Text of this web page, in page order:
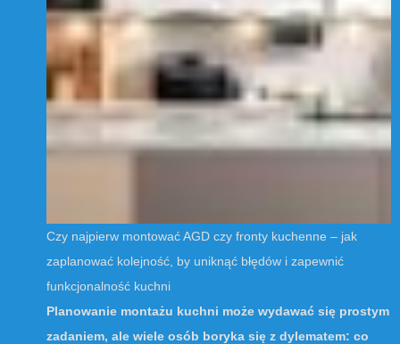
Czy najpierw montować AGD czy fronty kuchenne – jak
zaplanować kolejność, by uniknąć błędów i zapewnić
funkcjonalność kuchni
Planowanie montażu kuchni może wydawać się prostym
zadaniem, ale wiele osób boryka się z dylematem: co